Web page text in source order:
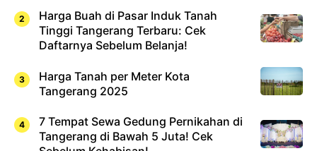
Harga Buah di Pasar Induk Tanah
Tinggi Tangerang Terbaru: Cek
Daftarnya Sebelum Belanja!
Harga Tanah per Meter Kota
Tangerang 2025
7 Tempat Sewa Gedung Pernikahan di
Tangerang di Bawah 5 Juta! Cek